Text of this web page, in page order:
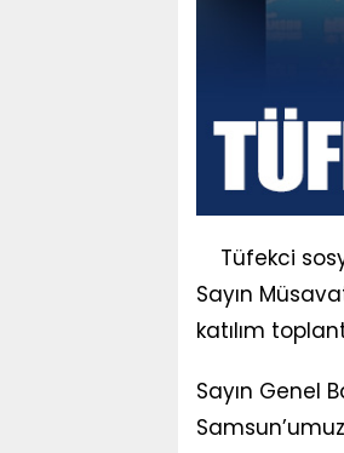
Tüfekci
Sayın
katılım
Sayın Genel